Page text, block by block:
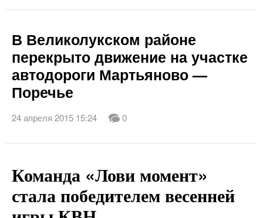
В Великолукском районе
перекрыто движение на участке
автодороги Мартьяново —
Поречье
24 апреля 2015 15:24 0
Команда «Лови момент»
стала победителем весенней